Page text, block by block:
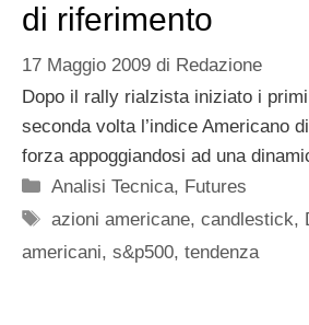
di riferimento
17 Maggio 2009 di Redazione
Dopo il rally rialzista iniziato i
seconda volta l’indice Americano
forza appoggiandosi ad una
Categorie
Analisi Tecnica, Futures
Tag
azioni americane,candlestick,
americani, s&p500, tendenza